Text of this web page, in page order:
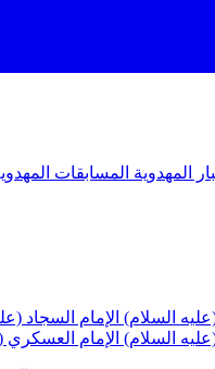
المهدوية المسابقات
السلام) الإمام السجاد
(عليه السلام) الإمام العسكري